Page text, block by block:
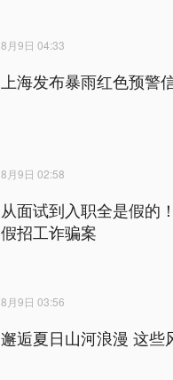
8月9日 04:33
上海发布暴雨红色预警
8月9日 02:58
从面试到入职全是假的
假招工诈骗案
8月9日 03:56
邂逅夏日山河浪漫 这些